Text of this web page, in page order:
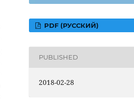
PDF (РУССКИЙ)
PUBLISHED
2018-02-28